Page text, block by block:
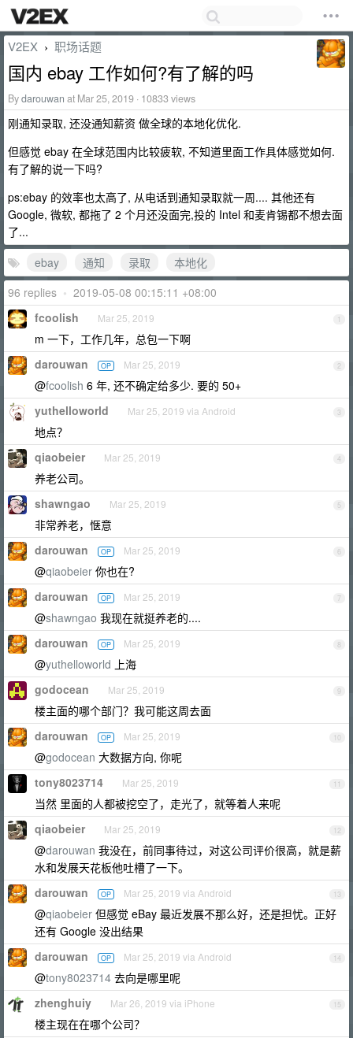
V2EX › 职场话题
国内 ebay 工作如何?有了解的吗
Bydarouwan at Mar 25, 2019 · 10833 views
刚通知录取, 还没通知薪资 做全球的本地化优化.
但感觉 ebay 在全球范围内比较疲软, 不知道里面工作具体感觉如何.
有了解的说一下吗?
ps:ebay 的效率也太高了, 从电话到通知录取就一周.... 其他还有
Google, 微软, 都拖了 2 个月还没面完,投的 Intel 和麦肯锡都不想去面
了...
ebay
通知 录取
本地化
96 replies • 2019-05-08 00:15:11 +08:00
1
fcoolish Mar 25, 2019
m 一下，工作几年，总包一下啊
2
darouwan OP Mar 25, 2019
@fcoolish 6 年, 还不确定给多少. 要的 50+
3
yuthelloworld Mar 25, 2019 via Android
地点？
4
qiaobeier Mar 25, 2019
养老公司。
5
shawngao Mar 25, 2019
非常养老，惬意
6
darouwan OP Mar 25, 2019
@qiaobeier 你也在?
7
darouwan OP Mar 25, 2019
@shawngao 我现在就挺养老的....
8
darouwan OP Mar 25, 2019
@yuthelloworld 上海
9
godocean Mar 25, 2019
楼主面的哪个部门？我可能这周去面
10
darouwan OP Mar 25, 2019
@godocean 大数据方向, 你呢
11
tony8023714 Mar 25, 2019
当然 里面的人都被挖空了，走光了，就等着人来呢
12
qiaobeier Mar 25, 2019
@darouwan 我没在，前同事待过，对这公司评价很高，就是薪
水和发展天花板他吐槽了一下。
13
darouwan OP Mar 25, 2019 via Android
@qiaobeier 但感觉 eBay 最近发展不那么好，还是担忧。正好
还有 Google 没出结果
14
darouwan OP Mar 25, 2019 via Android
@tony8023714 去向是哪里呢
15
zhenghuiy Mar 26, 2019 via iPhone
楼主现在在哪个公司？